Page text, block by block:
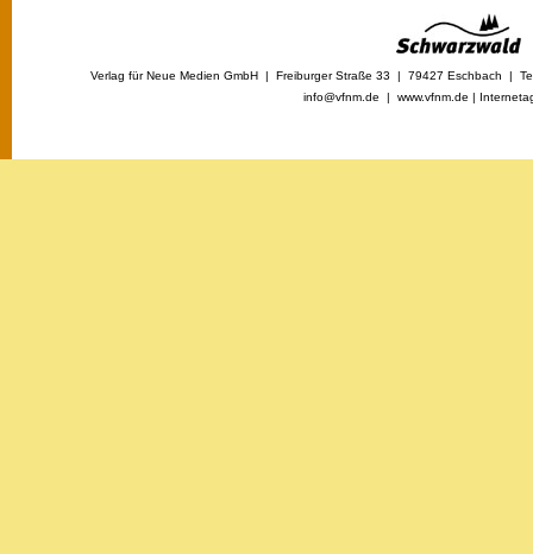
Verlag für Neue Medien GmbH | Freiburger Straße 33 | 79427 Eschbach |
info@vfnm.de | www.vfnm.de |